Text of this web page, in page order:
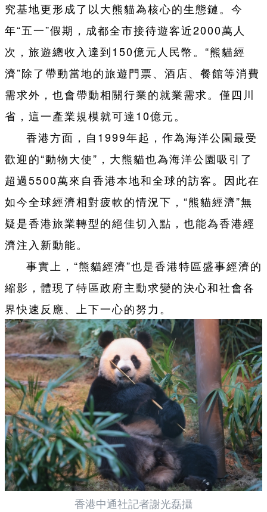
究基地更形成了以大熊貓為核心的生態鏈。今
年“五一”假期，成都全市接待遊客近2000萬人
次，旅遊總收入達到150億元人民幣。“熊貓經
濟”除了帶動當地的旅遊門票、酒店、餐館等消費
需求外，也會帶動相關行業的就業需求。僅四川
省，這一產業規模就可達10億元。
香港方面，自1999年起，作為海洋公園最受
歡迎的“動物大使”，大熊貓也為海洋公園吸引了
超過5500萬來自香港本地和全球的訪客。因此在
如今全球經濟相對疲軟的情況下，“熊貓經濟”無
疑是香港旅業轉型的絕佳切入點，也能為香港經
濟注入新動能。
事實上，“熊貓經濟”也是香港特區盛事經濟的
縮影，體現了特區政府主動求變的決心和社會各
界快速反應、上下一心的努力。
香港中通社記者謝光磊攝